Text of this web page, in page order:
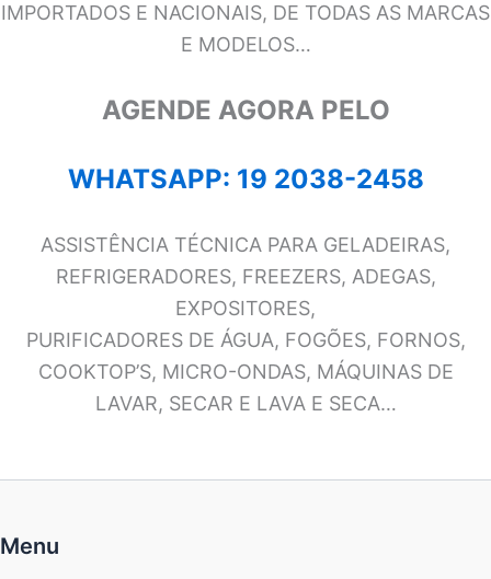
IMPORTADOS E NACIONAIS, DE TODAS AS MARCAS
E MODELOS…
AGENDE AGORA PELO
WHATSAPP: 19 2038-2458
ASSISTÊNCIA TÉCNICA PARA GELADEIRAS,
REFRIGERADORES, FREEZERS, ADEGAS,
EXPOSITORES,
PURIFICADORES DE ÁGUA, FOGÕES, FORNOS,
COOKTOP’S, MICRO-ONDAS, MÁQUINAS DE
LAVAR, SECAR E LAVA E SECA…
Menu